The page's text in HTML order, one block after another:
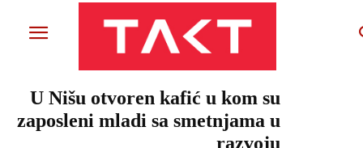
U Nišu otvoren kafić u kom su
zaposleni mladi sa smetnjama u
razvoju